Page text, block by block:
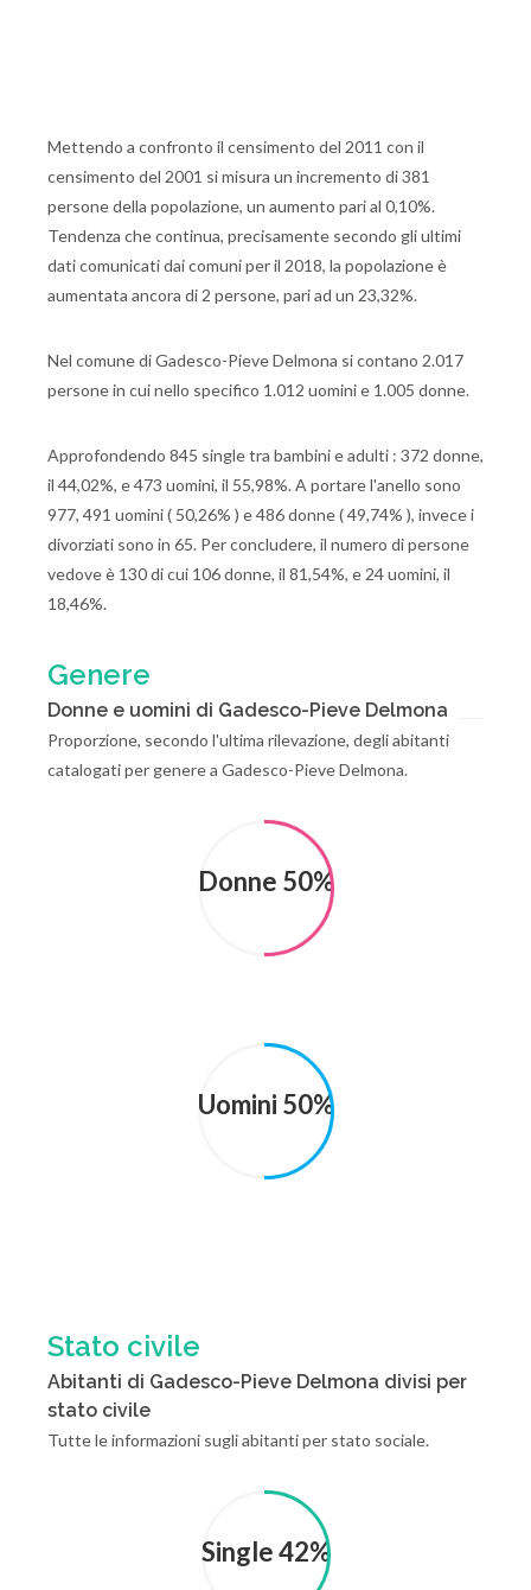
Mettendo a confronto il censimento del 2011 con il
censimento del 2001 si misura un incremento di 381
persone della popolazione, un aumento pari al 0,10%.
Tendenza che continua, precisamente secondo gli ultimi
dati comunicati dai comuni per il 2018, la popolazione è
aumentata ancora di 2 persone, pari ad un 23,32%.
Nel comune di Gadesco-Pieve Delmona si contano 2.017
persone in cui nello specifico 1.012 uomini e 1.005 donne.
Approfondendo 845 single tra bambini e adulti : 372 donne,
il 44,02%, e 473 uomini, il 55,98%. A portare l'anello sono
977, 491 uomini ( 50,26% ) e 486 donne ( 49,74% ), invece i
divorziati sono in 65. Per concludere, il numero di persone
vedove è 130 di cui 106 donne, il 81,54%, e 24 uomini, il
18,46%.
Genere
Donne e uomini di Gadesco-Pieve Delmona
Proporzione, secondo l'ultima rilevazione, degli abitanti
catalogati per genere a Gadesco-Pieve Delmona.
Donne 50%
Uomini 50%
Stato civile
Abitanti di Gadesco-Pieve Delmona divisi per
stato civile
Tutte le informazioni sugli abitanti per stato sociale.
Single 42%